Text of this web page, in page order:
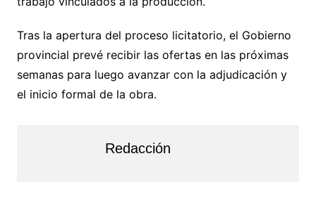
Tras la apertura del proceso licitatorio, el Gobierno
provincial prevé recibir las ofertas en las próximas
semanas para luego avanzar con la adjudicación y
el inicio formal de la obra.
Redacción